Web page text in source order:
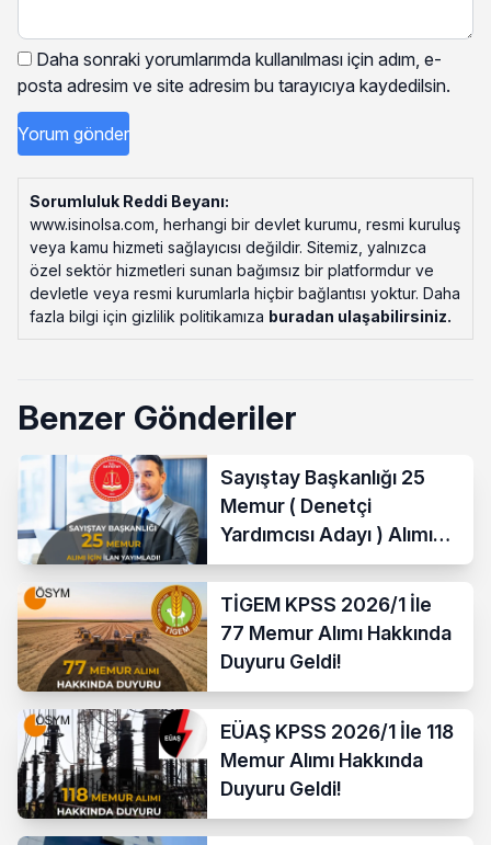
Daha sonraki yorumlarımda kullanılması için adım, e-
posta adresim ve site adresim bu tarayıcıya kaydedilsin.
Sorumluluk Reddi Beyanı:
www.isinolsa.com, herhangi bir devlet kurumu, resmi kuruluş
veya kamu hizmeti sağlayıcısı değildir. Sitemiz, yalnızca
özel sektör hizmetleri sunan bağımsız bir platformdur ve
devletle veya resmi kurumlarla hiçbir bağlantısı yoktur. Daha
fazla bilgi için gizlilik politikamıza buradan ulaşabilirsiniz.
Benzer Gönderiler
Sayıştay Başkanlığı 25
Memur ( Denetçi
Yardımcısı Adayı ) Alımı
Yapacak
TİGEM KPSS 2026/1 İle
77 Memur Alımı Hakkında
Duyuru Geldi!
EÜAŞ KPSS 2026/1 İle 118
Memur Alımı Hakkında
Duyuru Geldi!